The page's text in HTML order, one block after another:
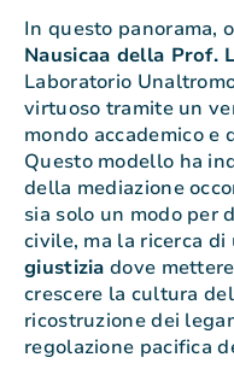
In questo panorama,
Nausicaa della Prof.
Laboratorio
virtuoso tramite un
mondo accademico
Questo modello ha
della mediazione
sia solo un modo per
civile, ma la ricerca di
giustizia dove
crescere la cultura
ricostruzione dei
regolazione pacifica